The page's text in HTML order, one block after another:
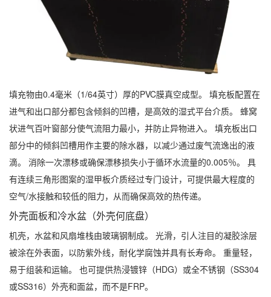
填充物由0.4毫米（1/64英寸）厚的PVC膜真空成型。 填充板配置在
进气和出口部分都包含倾斜的凹槽，是高效的湿式平台介质。 蜂窝
状进气百叶窗部分使气流阻力最小，并防止异物进入。 填充板出口
部分中的倾斜凹槽用作主要的除水器，以减少通过废气流逸出的液
滴。 消除一次漂移或确保漂移损失小于循环水流量的0.005％。 具
有连续三角形图案的湿甲板介质经过专门设计，可提供最大程度的
空气/水接触和较低的阻力，从而确保高效的热传递。
外壳面板和冷水盆（外壳何底盘）
机壳，水盆和风扇堆栈由玻璃钢制成。 光滑，引人注目的凝胶涂层
被涂在外表面，以防紫外线，耐化学腐蚀并具有长寿命。 重量轻，
易于组装和运输。 也可提供热浸镀锌（HDG）或全不锈钢（SS304
或SS316）外壳和面盆，而不是FRP。